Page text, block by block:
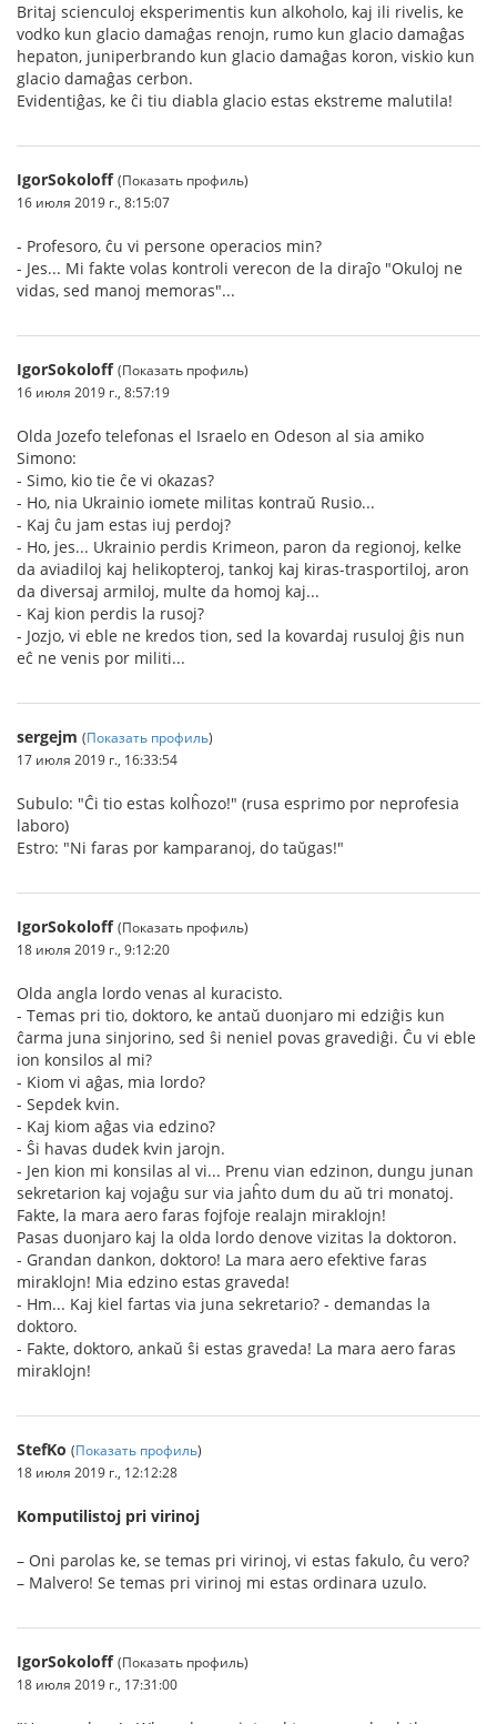
Britaj scienculoj eksperimentis kun alkoholo, kaj ili rivelis, ke
vodko kun glacio damaĝas renojn, rumo kun glacio damaĝas
hepaton, juniperbrando kun glacio damaĝas koron, viskio kun
glacio damaĝas cerbon.
Evidentiĝas, ke ĉi tiu diabla glacio estas ekstreme malutila!
IgorSokoloff (Показать профиль)
16 июля 2019 г., 8:15:07
- Profesoro, ĉu vi persone operacios min?
- Jes... Mi fakte volas kontroli verecon de la diraĵo "Okuloj ne
vidas, sed manoj memoras"...
IgorSokoloff (Показать профиль)
16 июля 2019 г., 8:57:19
Olda Jozefo telefonas el Israelo en Odeson al sia amiko
Simono:
- Simo, kio tie ĉe vi okazas?
- Ho, nia Ukrainio iomete militas kontraŭ Rusio...
- Kaj ĉu jam estas iuj perdoj?
- Ho, jes... Ukrainio perdis Krimeon, paron da regionoj, kelke
da aviadiloj kaj helikopteroj, tankoj kaj kiras-trasportiloj, aron
da diversaj armiloj, multe da homoj kaj...
- Kaj kion perdis la rusoj?
- Jozjo, vi eble ne kredos tion, sed la kovardaj rusuloj ĝis nun
eĉ ne venis por militi...
sergejm (Показать профиль)
17 июля 2019 г., 16:33:54
Subulo: "Ĉi tio estas kolĥozo!" (rusa esprimo por neprofesia
laboro)
Estro: "Ni faras por kamparanoj, do taŭgas!"
IgorSokoloff (Показать профиль)
18 июля 2019 г., 9:12:20
Olda angla lordo venas al kuracisto.
- Temas pri tio, doktoro, ke antaŭ duonjaro mi edziĝis kun
ĉarma juna sinjorino, sed ŝi neniel povas gravediĝi. Ĉu vi eble
ion konsilos al mi?
- Kiom vi aĝas, mia lordo?
- Sepdek kvin.
- Kaj kiom aĝas via edzino?
- Ŝi havas dudek kvin jarojn.
- Jen kion mi konsilas al vi... Prenu vian edzinon, dungu junan
sekretarion kaj vojaĝu sur via jaĥto dum du aŭ tri monatoj.
Fakte, la mara aero faras fojfoje realajn miraklojn!
Pasas duonjaro kaj la olda lordo denove vizitas la doktoron.
- Grandan dankon, doktoro! La mara aero efektive faras
miraklojn! Mia edzino estas graveda!
- Hm... Kaj kiel fartas via juna sekretario? - demandas la
doktoro.
- Fakte, doktoro, ankaŭ ŝi estas graveda! La mara aero faras
miraklojn!
StefKo (Показать профиль)
18 июля 2019 г., 12:12:28
Komputilistoj pri virinoj
– Oni parolas ke, se temas pri virinoj, vi estas fakulo, ĉu vero?
– Malvero! Se temas pri virinoj mi estas ordinara uzulo.
IgorSokoloff (Показать профиль)
18 июля 2019 г., 17:31:00